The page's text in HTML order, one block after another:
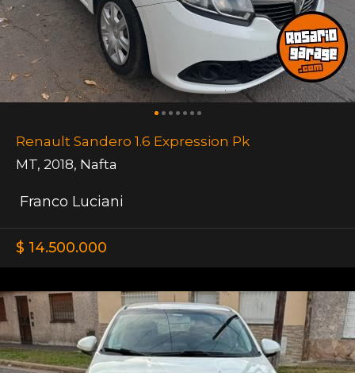
Renault Sandero 1.6 Expression Pk
MT, 2018, Nafta
Franco Luciani
$ 14.500.000